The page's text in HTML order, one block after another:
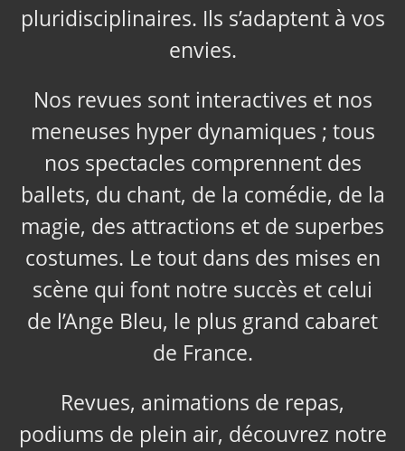
pluridisciplinaires. Ils s’adaptent à vos
envies.
Nos revues sont interactives et nos
meneuses hyper dynamiques ; tous
nos spectacles comprennent des
ballets, du chant, de la comédie, de la
magie, des attractions et de superbes
costumes. Le tout dans des mises en
scène qui font notre succès et celui
de l’Ange Bleu, le plus grand cabaret
de France.
Revues, animations de repas,
podiums de plein air, découvrez notre